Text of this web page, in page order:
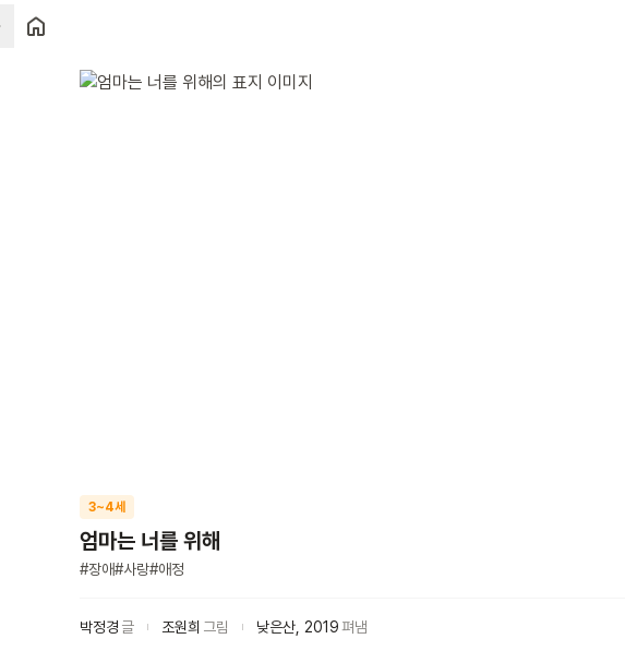
3~4세
엄마는 너를 위해
#장애#사랑#애정
박정경 글 조원희 그림 낮은산 2019펴냄